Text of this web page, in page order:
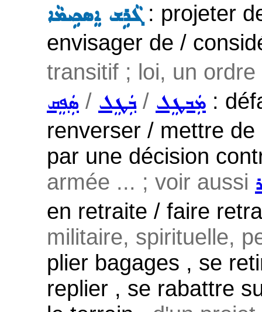
ܓܵܪܹܫ ܐܸܣܟܹܝܡܵܐ: projeter
envisager de /
transitif ; loi, un
ܣܲܦܸܩ / ܒܲܛܸܠ/ ܡܲܒܛܸܠ :
renverser / mettre
par une décision
armée ... ; voir aussi
en retraite / faire
militaire, spirituelle,
plier bagages , se
replier , se rabattre